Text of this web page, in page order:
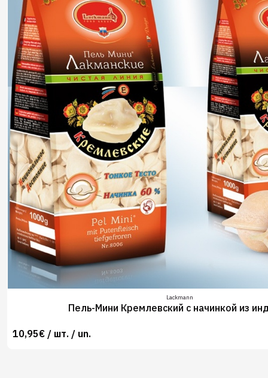
Lackmann
Пель-Мини Кремлевский с начинкой из
10,95€ / шт. / un.